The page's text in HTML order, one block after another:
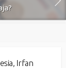
Irfan